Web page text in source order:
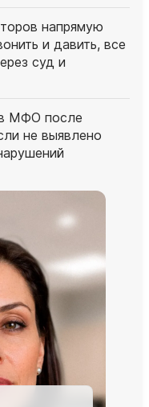
напрямую
и давить, все
суд и
МФО после
не выявлено